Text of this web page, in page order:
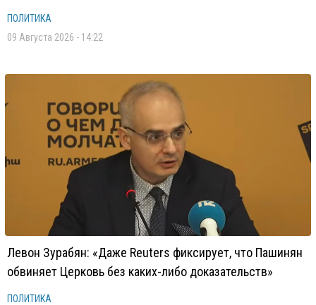
ПОЛИТИКА
09 Августа 2026 - 14:22
Левон Зурабян: «Даже Reuters фиксирует, что Пашинян
обвиняет Церковь без каких-либо доказательств»
ПОЛИТИКА